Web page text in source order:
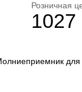
Розничная
1027
для